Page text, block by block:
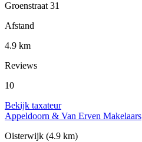
Groenstraat 31
Afstand
4.9 km
Reviews
10
Bekijk taxateur
Appeldoorn & Van Erven Makelaars
Oisterwijk (4.9 km)